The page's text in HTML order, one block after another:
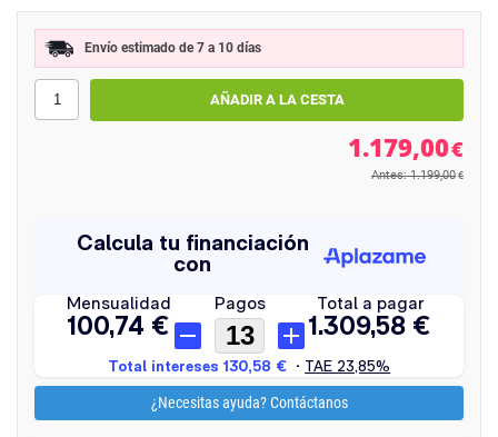
Envío estimado de 7 a 10 días
1.179,00€
Antes: 1.199,00 €
¿Necesitas ayuda? Contáctanos